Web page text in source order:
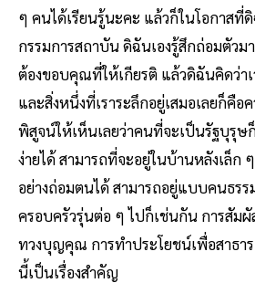
ๆ คนได้เรียนรู้นะคะ แล้วก็ในโอกาสที่
กรรมการสถาบัน ดิฉันเองรู้สึกถ่อมตัวม
ต้องขอบคุณที่ให้เกียรติ แล้วดิฉันคิดว่า
และสิ่งหนึ่งที่เราระลึกอยู่เสมอเลยก็คือค
พิสูจน์ให้เห็นเลยว่าคนที่จะเป็นรัฐบุรุษ
ง่ายได้ สามารถที่จะอยู่ในบ้านหลังเล็ก
อย่างถ่อมตนได้ สามารถอยู่แบบคนธรร
ครอบครัวรุ่นต่อ ๆ ไปก็เช่นกัน การสัม
ทวงบุญคุณ การทำประโยชน์เพื่อสาธา
นี้เป็นเรื่องสำคัญ